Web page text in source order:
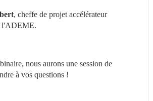
, cheffe de projet accélérateur
l'ADEME.
nous aurons une session de
à vos questions !